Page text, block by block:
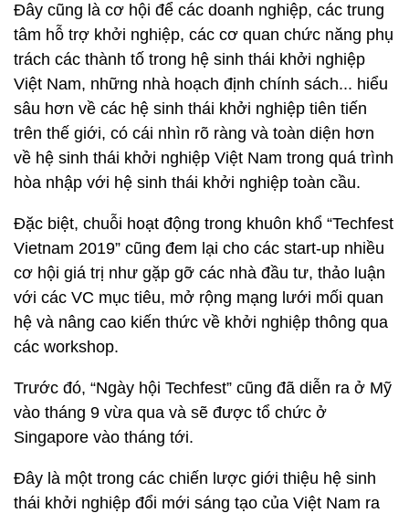
Đây cũng là cơ hội để các doanh nghiệp, các trung
tâm hỗ trợ khởi nghiệp, các cơ quan chức năng phụ
trách các thành tố trong hệ sinh thái khởi nghiệp
Việt Nam, những nhà hoạch định chính sách... hiểu
sâu hơn về các hệ sinh thái khởi nghiệp tiên tiến
trên thế giới, có cái nhìn rõ ràng và toàn diện hơn
về hệ sinh thái khởi nghiệp Việt Nam trong quá trình
hòa nhập với hệ sinh thái khởi nghiệp toàn cầu.
Đặc biệt, chuỗi hoạt động trong khuôn khổ “Techfest
Vietnam 2019” cũng đem lại cho các start-up nhiều
cơ hội giá trị như gặp gỡ các nhà đầu tư, thảo luận
với các VC mục tiêu, mở rộng mạng lưới mối quan
hệ và nâng cao kiến thức về khởi nghiệp thông qua
các workshop.
Trước đó, “Ngày hội Techfest” cũng đã diễn ra ở Mỹ
vào tháng 9 vừa qua và sẽ được tổ chức ở
Singapore vào tháng tới.
Đây là một trong các chiến lược giới thiệu hệ sinh
thái khởi nghiệp đổi mới sáng tạo của Việt Nam ra